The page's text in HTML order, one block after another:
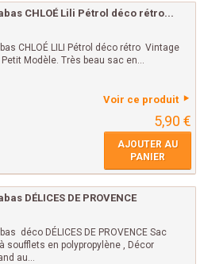
CHLOÉ Lili Pétrol déco rétro...
CHLOÉ LILI Pétrol déco rétro Vintage
Modèle. Très beau sac en...
Voir ce produit
5,90 €
AJOUTER AU
PANIER
DÉLICES DE PROVENCE
déco DÉLICES DE PROVENCE Sac
soufflets en polypropylène , Décor
au...